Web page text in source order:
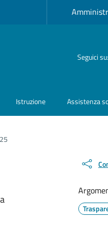
Seguici su:
Istruzione Assistenza